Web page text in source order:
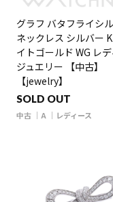
グラフ バタフライシ
ネックレス シルバー
イトゴールド WG レ
ジュエリー 【中古】
【jewelry】
SOLD OUT
中古 A レディース